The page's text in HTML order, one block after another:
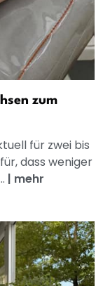
zum
für zwei bis
dass weniger
| mehr